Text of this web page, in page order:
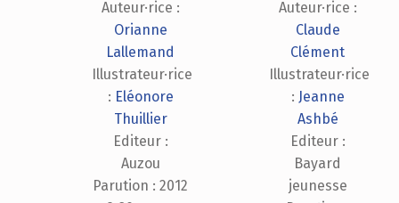
Auteur·rice :
Orianne
Lallemand
Illustrateur·rice
: Eléonore
Thuillier
Editeur :
Auzou
Parution : 2012
Auteur·rice :
Claude
Clément
Illustrateur·rice
: Jeanne
Ashbé
Editeur :
Bayard
jeunesse